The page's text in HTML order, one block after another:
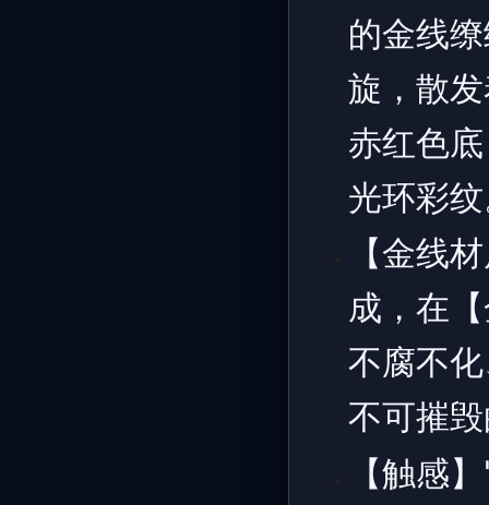
的金线
旋，散
赤红色
光环彩
【金线
成，在
不腐不
不可摧
【触感